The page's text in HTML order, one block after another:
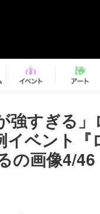
強すぎる
イベント
の画像4/46